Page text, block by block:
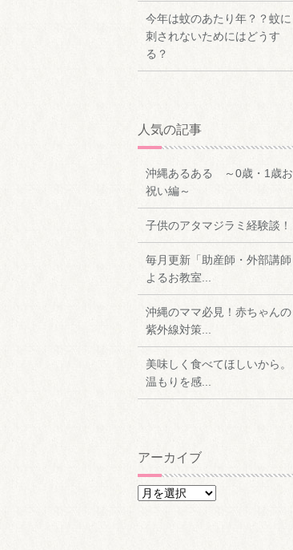
今年は蚊のあたり年？？蚊に
刺されないためにはどうす
る？
人気の記事
沖縄あるある ～0歳・1歳お
祝い編～
子供のアタマジラミ経験談！
毎月更新「助産師・外部講師
よるお教室...
沖縄のママ必見！赤ちゃんの
紫外線対策...
美味しく食べてほしいから。
温もりを感...
アーカイブ
ア